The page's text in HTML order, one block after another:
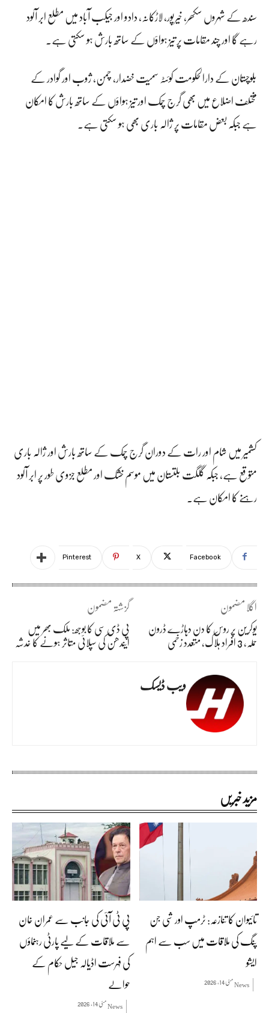
سندھ کے شہروں سکھر، خیرپور، لاڑکانہ، دادو اور جیکب آباد میں مطلع ابر آلود
رہے گا اور چند مقامات پر تیز ہواؤں کے ساتھ بارش ہو سکتی ہے۔
بلوچستان کے دارالحکومت کوئٹہ سمیت خضدار، چمن، ژوب اور گوادر کے
مختلف اضلاع میں بھی گرج چمک اور تیز ہواؤں کے ساتھ بارش کا امکان
ہے جبکہ بعض مقامات پر ژالہ باری بھی ہو سکتی ہے۔
کشمیر میں شام اور رات کے دوران گرج چمک کے ساتھ بارش اور ژالہ باری
متوقع ہے، جبکہ گلگت بلتستان میں موسم خشک اور مطلع جزوی طور پر ابر آلود
رہنے کا امکان ہے۔
Facebook
X
Pinterest
گزشتہ مضمون
پی ڈی سی کا بوجھ: ملک بھر میں
ایندھن کی سپلائی متاثر ہونے کا خدشہ
اگلا مضمون
یوکرین پر روس کا دن دہاڑے ڈرون
حملہ، 3 افراد ہلاک، متعدد زخمی
ویب ڈیسک
مزید خبریں
تائیوان کا تنازعہ: ٹرمپ اور شی جن
پنگ کی ملاقات میں سب سے اہم
ایشو
Newsمئی 14, 2026
پی ٹی آئی کی جانب سے عمران خان
سے ملاقات کے لیے پارٹی رہنماؤں
کی فہرست اڈیالہ جیل حکام کے
حوالے
Newsمئی 14, 2026